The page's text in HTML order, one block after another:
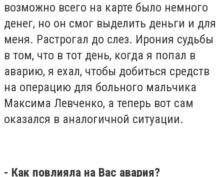
возможно всего на карте было немного
денег, но он смог выделить деньги и для
меня. Растрогал до слез. Ирония судьбы
в том, что в тот день, когда я попал в
аварию, я ехал, чтобы добиться средств
на операцию для больного мальчика
Максима Левченко, а теперь вот сам
оказался в аналогичной ситуации.
- Как повлияла на Вас авария?